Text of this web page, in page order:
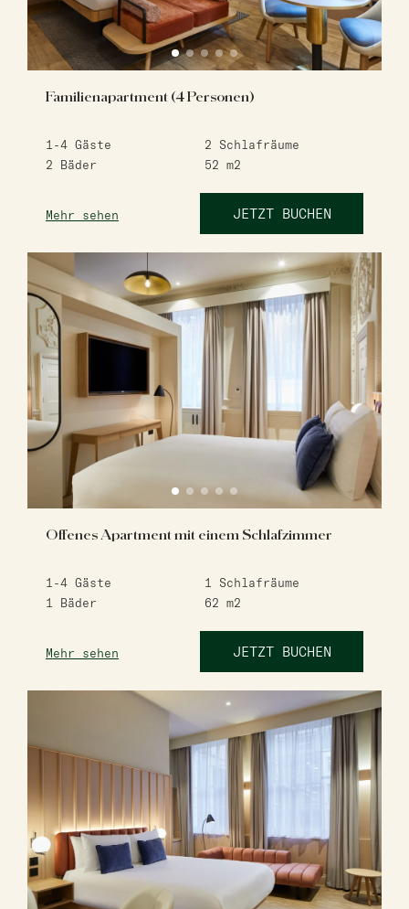
Familienapartment (4 Personen)
1-4 Gäste 2 Schlafräume
2 Bäder 52 m2
Mehr sehen JETZT BUCHEN
Offenes Apartment mit einem Schlafzimmer
1-4 Gäste 1
Schlafräume
1
Bäder 62 m2
Mehr sehen JETZT BUCHEN